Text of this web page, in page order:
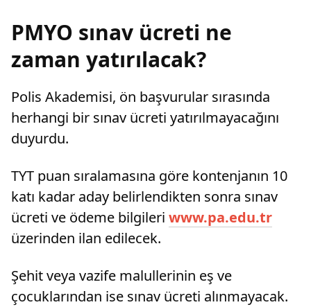
PMYO sınav ücreti ne
zaman yatırılacak?
Polis Akademisi, ön başvurular sırasında
herhangi bir sınav ücreti yatırılmayacağını
duyurdu.
TYT puan sıralamasına göre kontenjanın 10
katı kadar aday belirlendikten sonra sınav
ücreti ve ödeme bilgileri www.pa.edu.tr
üzerinden ilan edilecek.
Şehit veya vazife malullerinin eş ve
çocuklarından ise sınav ücreti alınmayacak.